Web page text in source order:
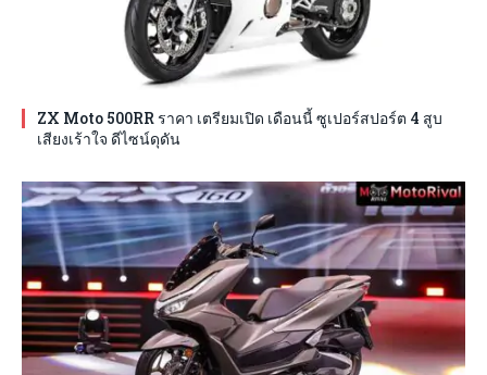
ZX Moto 500RR ราคา เตรียมเปิด เดือนนี้ ซูเปอร์สปอร์ต 4 สูบ
เสียงเร้าใจ ดีไซน์ดุดัน